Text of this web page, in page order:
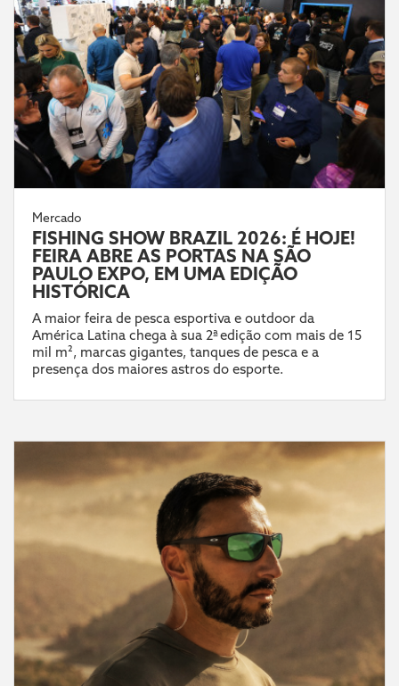
Mercado
FISHING SHOW BRAZIL 2026: É HOJE!
FEIRA ABRE AS PORTAS NA SÃO
PAULO EXPO, EM UMA EDIÇÃO
HISTÓRICA
A maior feira de pesca esportiva e outdoor da
América Latina chega à sua 2ª edição com mais de 15
mil m², marcas gigantes, tanques de pesca e a
presença dos maiores astros do esporte.